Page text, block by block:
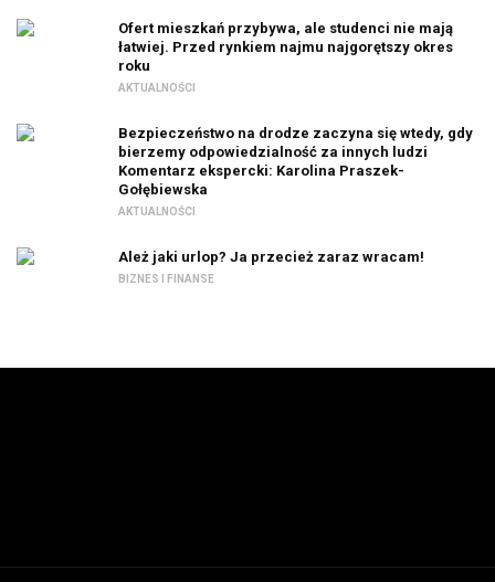
Ofert mieszkań przybywa, ale studenci nie mają
łatwiej. Przed rynkiem najmu najgorętszy okres
roku
AKTUALNOŚCI
Bezpieczeństwo na drodze zaczyna się wtedy, gdy
bierzemy odpowiedzialność za innych ludzi
Komentarz ekspercki: Karolina Praszek-
Gołębiewska
AKTUALNOŚCI
Ależ jaki urlop? Ja przecież zaraz wracam!
BIZNES I FINANSE